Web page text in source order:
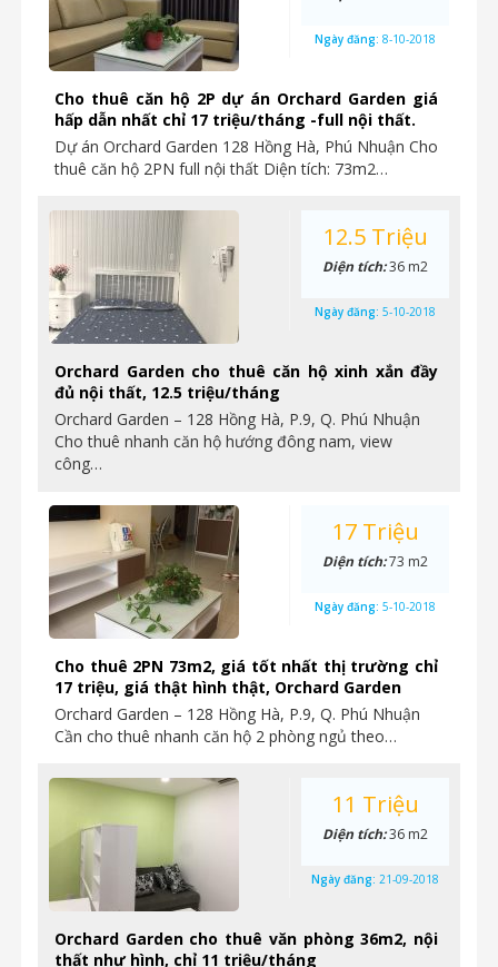
Cho thuê căn hộ 2P dự án Orchard Garden giá
hấp dẫn nhất chỉ 17 triệu/tháng -full nội thất.
Dự án Orchard Garden 128 Hồng Hà, Phú Nhuận Cho
thuê căn hộ 2PN full nội thất Diện tích: 73m2…
Ngày đăng: 8-10-2018
Orchard Garden cho thuê căn hộ xinh xắn đầy
đủ nội thất, 12.5 triệu/tháng
Orchard Garden – 128 Hồng Hà, P.9, Q. Phú Nhuận
Cho thuê nhanh căn hộ hướng đông nam, view
công…
12.5 Triệu
Diện tích:36 m2
Ngày đăng: 5-10-2018
Cho thuê 2PN 73m2, giá tốt nhất thị trường chỉ
17 triệu, giá thật hình thật, Orchard Garden
Orchard Garden – 128 Hồng Hà, P.9, Q. Phú Nhuận
Cần cho thuê nhanh căn hộ 2 phòng ngủ theo…
17 Triệu
Diện tích:73 m2
Ngày đăng: 5-10-2018
Orchard Garden cho thuê văn phòng 36m2, nội
thất như hình, chỉ 11 triệu/tháng
11 Triệu
Diện tích:36 m2
Ngày đăng: 21-09-2018